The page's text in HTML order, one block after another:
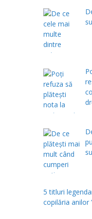
5 titluri
copilăria anilor